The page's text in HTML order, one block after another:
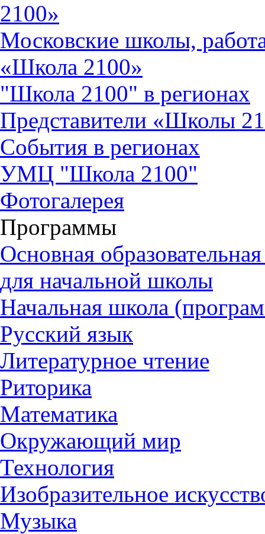
2100»
Московские школы,
«Школа 2100»
"Школа 2100" в регионах
Представители «Школы
События в регионах
УМЦ "Школа 2100"
Фотогалерея
Программы
Основная
для начальной школы
Начальная школа
Русский язык
Литературное чтение
Риторика
Математика
Окружающий мир
Технология
Изобразительное
Музыка